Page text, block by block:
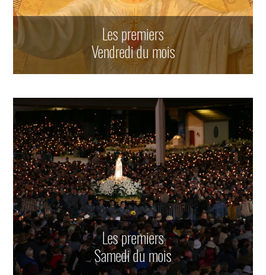
Les premiers
Vendredi du mois
Les premiers
Samedi du mois